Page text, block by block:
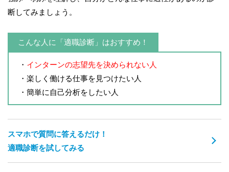
断してみましょう。
こんな人に「適職診断」はおすすめ！
・ インターンの志望先を決められない人
・楽しく働ける仕事を見つけたい人
・簡単に自己分析をしたい人
スマホで質問に答えるだけ！
適職診断を試してみる